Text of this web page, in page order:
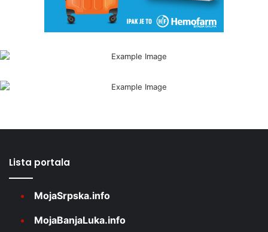
Lista portala
MojaSrpska.info
MojaBanjaLuka.info